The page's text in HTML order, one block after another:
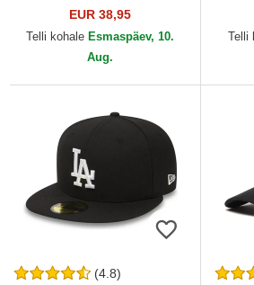
Yankees MLB New Era
EUR 38,95
Telli kohale Esmaspäev, 10.
Aug.
Core
Telli
(4.8)